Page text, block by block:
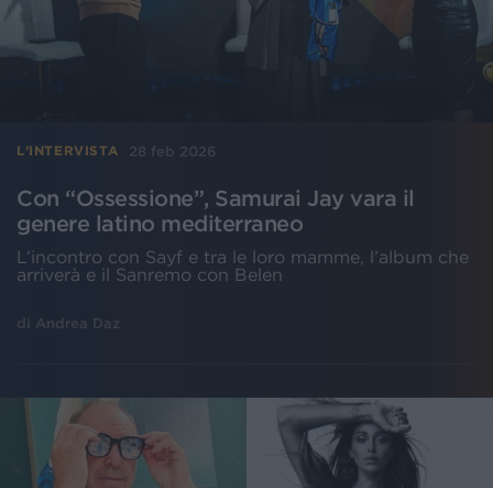
L’INTERVISTA 28 feb 2026
Con “Ossessione”, Samurai Jay vara il
genere latino mediterraneo
L’incontro con Sayf e tra le loro mamme, l’album che
arriverà e il Sanremo con Belen
di Andrea Daz